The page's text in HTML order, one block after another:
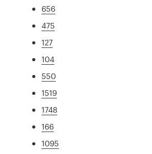
656
475
127
104
550
1519
1748
166
1095